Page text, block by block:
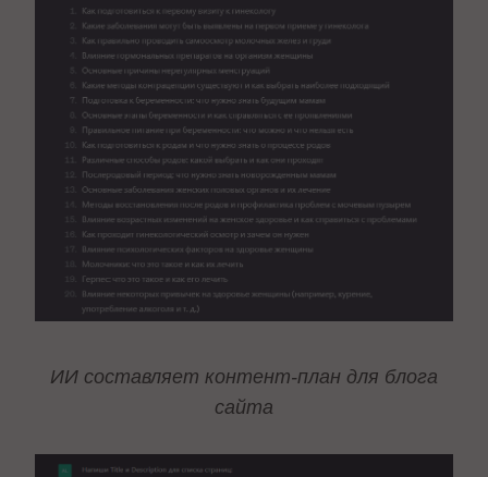
ИИ составляет контент-план для блога
сайта